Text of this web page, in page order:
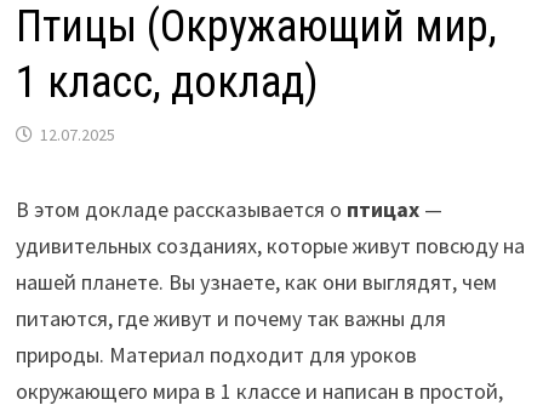
Птицы (Окружающий мир,
1 класс, доклад)
12.07.2025
В этом докладе рассказывается о птицах—
удивительных созданиях, которые живут повсюду на
нашей планете. Вы узнаете, как они выглядят, чем
питаются, где живут и почему так важны для
природы. Материал подходит для уроков
окружающего мира в 1 классе и написан в простой,